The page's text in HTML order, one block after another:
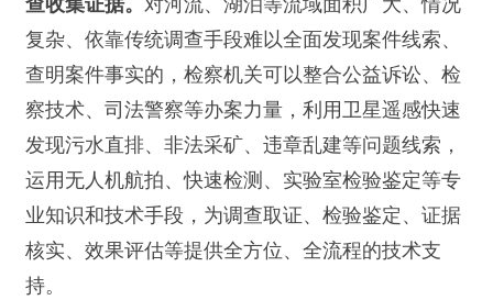
复杂、依靠传统调查手段难以全面发现案件线索、
查明案件事实的，检察机关可以整合公益诉讼、检
察技术、司法警察等办案力量，利用卫星遥感快速
发现污水直排、非法采矿、违章乱建等问题线索，
运用无人机航拍、快速检测、实验室检验鉴定等专
业知识和技术手段，为调查取证、检验鉴定、证据
核实、效果评估等提供全方位、全流程的技术支
持。